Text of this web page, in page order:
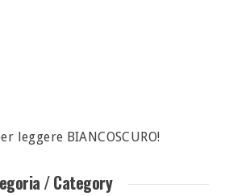
leggere BIANCOSCURO!
/ Category